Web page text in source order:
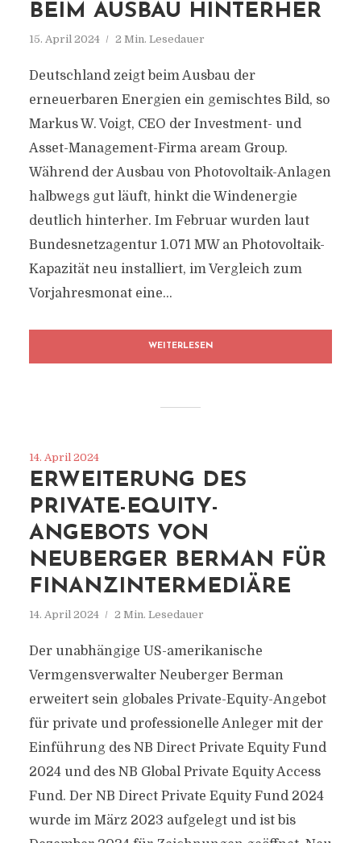
BEIM AUSBAU HINTERHER
15. April 2024 2 Min. Lesedauer
Deutschland zeigt beim Ausbau der
erneuerbaren Energien ein gemischtes Bild, so
Markus W. Voigt, CEO der Investment- und
Asset-Management-Firma aream Group.
Während der Ausbau von Photovoltaik-Anlagen
halbwegs gut läuft, hinkt die Windenergie
deutlich hinterher. Im Februar wurden laut
Bundesnetzagentur 1.071 MW an Photovoltaik-
Kapazität neu installiert, im Vergleich zum
Vorjahresmonat eine...
WEITERLESEN
14. April 2024
ERWEITERUNG DES
PRIVATE-EQUITY-
ANGEBOTS VON
NEUBERGER BERMAN FÜR
FINANZINTERMEDIÄRE
14. April 2024 2 Min. Lesedauer
Der unabhängige US-amerikanische
Vermgensverwalter Neuberger Berman
erweitert sein globales Private-Equity-Angebot
für private und professionelle Anleger mit der
Einführung des NB Direct Private Equity Fund
2024 und des NB Global Private Equity Access
Fund. Der NB Direct Private Equity Fund 2024
wurde im März 2023 aufgelegt und ist bis